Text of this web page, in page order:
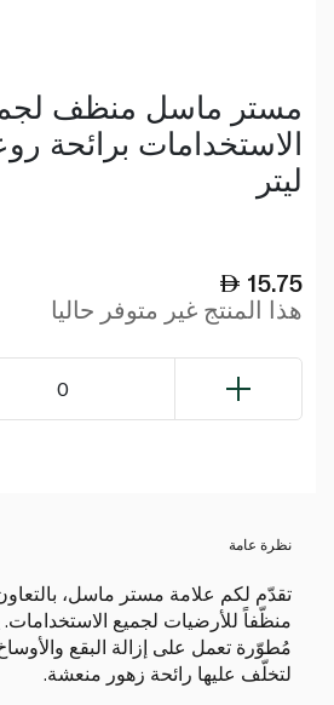
مستر ماسل منظف
ليتر
15.75
هذا المنتج غير متوفر حاليا
0
نظرة عامة
تقدّم لكم علامة مستر ماسل،
منظّفاً للأرضيات لجميع الاستخدامات.
مُطوّرة تعمل على إزالة البقع
لتخلّف عليها رائحة زهور منعشة.